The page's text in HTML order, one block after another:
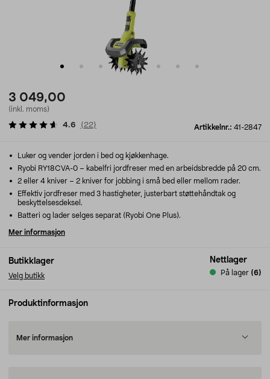
3 049,00
(inkl. moms)
Artikkelnr.: 41-2847
4.6 ( 22)
Butikklager
Velg butikk
Nettlager
På lager (6)
Luker og vender jorden i bed og kjøkkenhage.
Ryobi RY18CVA-0 – kabelfri jordfreser med en arbeidsbredde på 20 cm.
2 eller 4 kniver – 2 kniver for jobbing i små bed eller mellom rader.
Effektiv jordfreser med 3 hastigheter, justerbart støttehåndtak og
beskyttelsesdeksel.
Batteri og lader selges separat (Ryobi One Plus).
Mer informasjon
Produktinformasjon
Mer informasjon